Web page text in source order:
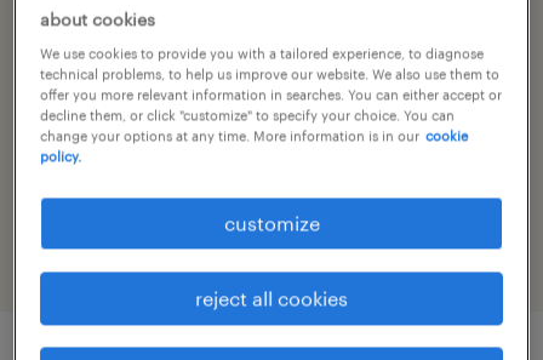
憩60分）,（3）21:00-6:00（実働8時間00
分・休憩60分）,（4）9:00-16
job category
warehousing & distribution
about cookies
We use cookies to provide you with a tailored experience, to diagnose
technical problems, to help us improve our website. We also use them to
offer you more relevant information in searches. You can either accept or
decline them, or click "customize" to specify your choice. You can
change your options at any time. More information is in our cookie
policy.
customize
reject all cookies